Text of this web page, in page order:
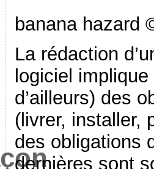
banana hazard
La rédaction
logiciel
d’ailleurs) des
(livrer, installer,
des obligations
dernières sont